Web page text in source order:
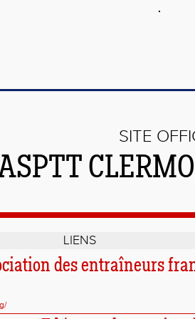
SITE
LIENS
des entraîneurs